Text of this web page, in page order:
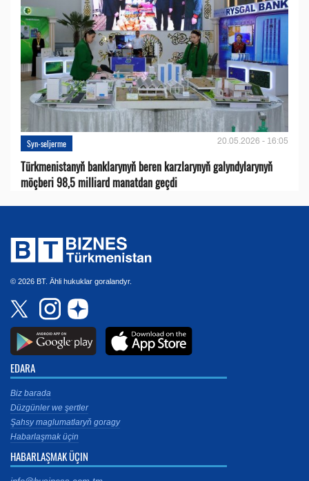
Syn-seljerme 20.05.2026 - 16:05
Türkmenistanyň banklarynyň beren karzlarynyň galyndylarynyň
möçberi 98,5 milliard manatdan geçdi
© 2026 BT. Ähli hukuklar goralandyr.
EDARA
Biz barada
Düzgünler we şertler
Şahsy maglumatlaryň goragy
Habarlaşmak üçin
HABARLAŞMAK ÜÇIN